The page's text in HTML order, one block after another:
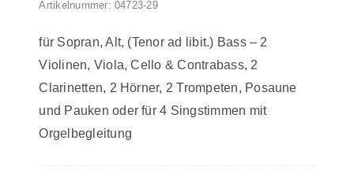
Artikelnummer: 04723-29
für Sopran, Alt, (Tenor ad libit.) Bass – 2
Violinen, Viola, Cello & Contrabass, 2
Clarinetten, 2 Hörner, 2 Trompeten, Posaune
und Pauken oder für 4 Singstimmen mit
Orgelbegleitung